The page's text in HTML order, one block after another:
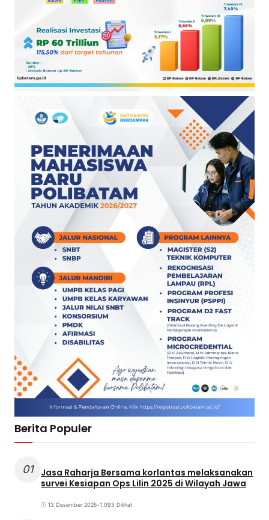
Berita Populer
01
Jasa Raharja Bersama korlantas melaksanakan
survei Kesiapan Ops Lilin 2025 di Wilayah Jawa
13 Desember 2025•1.093 Dilihat